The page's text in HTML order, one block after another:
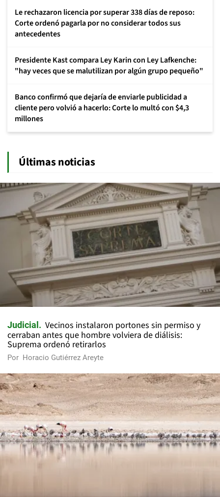
Le rechazaron licencia por superar 338 días de reposo:
Corte ordenó pagarla por no considerar todos sus
antecedentes
Presidente Kast compara Ley Karin con Ley Lafkenche:
"hay veces que se malutilizan por algún grupo pequeño"
Banco confirmó que dejaría de enviarle publicidad a
cliente pero volvió a hacerlo: Corte lo multó con $4,3
millones
Últimas noticias
Judicial
Vecinos instalaron portones sin permiso y
cerraban antes que hombre volviera de diálisis:
Suprema ordenó retirarlos
Por Horacio Gutiérrez Areyte